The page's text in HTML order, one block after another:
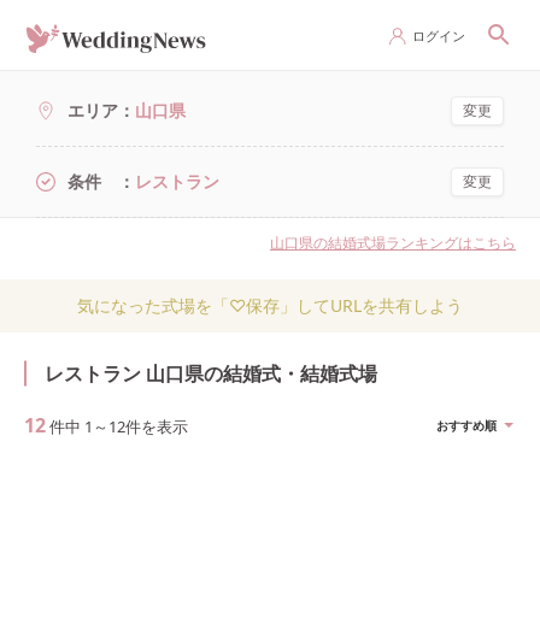
ログイン
エリア 山口県 変更
条件 レストラン 変更
山口県の結婚式場ランキングはこちら
気になった式場を「♡保存」してURLを共有しよう
レストラン 山口県の結婚式・結婚式場
12件中 1 ～ 12件を表示 おすすめ順